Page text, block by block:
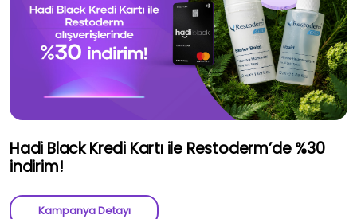
Hadi Black Kredi Kartı ile Restoderm’de %30
indirim!
Kampanya Detayı